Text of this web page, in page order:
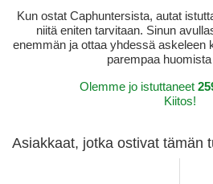
Kun ostat Caphuntersista, autat
niitä eniten tarvitaan. Sinun
enemmän ja ottaa yhdessä askeleen
parempaa
Olemme jo istuttaneet
Kiitos!
Asiakkaat, jotka ostivat tämän